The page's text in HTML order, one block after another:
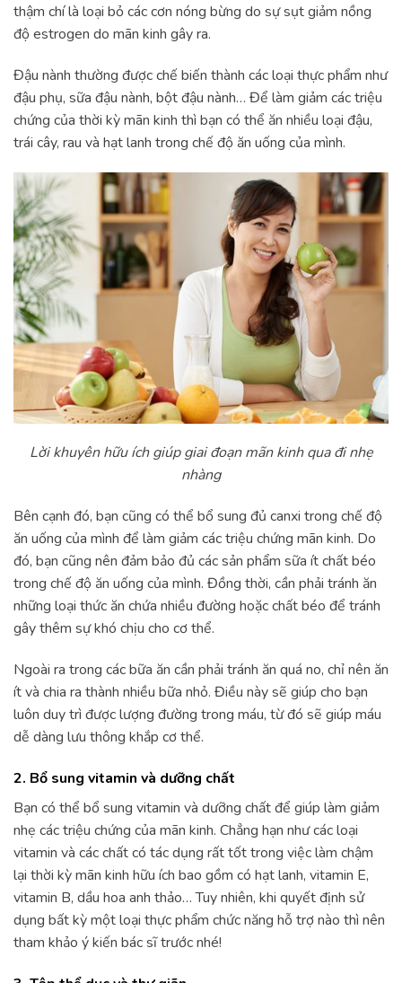
thậm chí là loại bỏ các cơn nóng bừng do sự sụt giảm nồng
độ estrogen do mãn kinh gây ra.
Đậu nành thường được chế biến thành các loại thực phẩm như
đậu phụ, sữa đậu nành, bột đậu nành… Để làm giảm các triệu
chứng của thời kỳ mãn kinh thì bạn có thể ăn nhiều loại đậu,
trái cây, rau và hạt lanh trong chế độ ăn uống của mình.
Lời khuyên hữu ích giúp giai đoạn mãn kinh qua đi nhẹ
nhàng
Bên cạnh đó, bạn cũng có thể bổ sung đủ canxi trong chế độ
ăn uống của mình để làm giảm các triệu chứng mãn kinh. Do
đó, bạn cũng nên đảm bảo đủ các sản phẩm sữa ít chất béo
trong chế độ ăn uống của mình. Đồng thời, cần phải tránh ăn
những loại thức ăn chứa nhiều đường hoặc chất béo để tránh
gây thêm sự khó chịu cho cơ thể.
Ngoài ra trong các bữa ăn cần phải tránh ăn quá no, chỉ nên ăn
ít và chia ra thành nhiều bữa nhỏ. Điều này sẽ giúp cho bạn
luôn duy trì được lượng đường trong máu, từ đó sẽ giúp máu
dễ dàng lưu thông khắp cơ thể.
2. Bổ sung vitamin và dưỡng chất
Bạn có thể bổ sung vitamin và dưỡng chất để giúp làm giảm
nhẹ các triệu chứng của mãn kinh. Chẳng hạn như các loại
vitamin và các chất có tác dụng rất tốt trong việc làm chậm
lại thời kỳ mãn kinh hữu ích bao gồm có hạt lanh, vitamin E,
vitamin B, dầu hoa anh thảo… Tuy nhiên, khi quyết định sử
dụng bất kỳ một loại thực phẩm chức năng hỗ trợ nào thì nên
tham khảo ý kiến bác sĩ trước nhé!